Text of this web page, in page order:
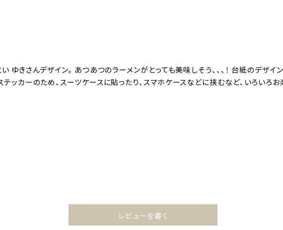
ゆきさんデザイン。 あつあつのラーメンがとっても美味しそう、、、！ 台紙のデザ
テッカーのため、スーツケースに貼ったり、スマホケースなどに挟むなど、いろいろ
レビューを書く